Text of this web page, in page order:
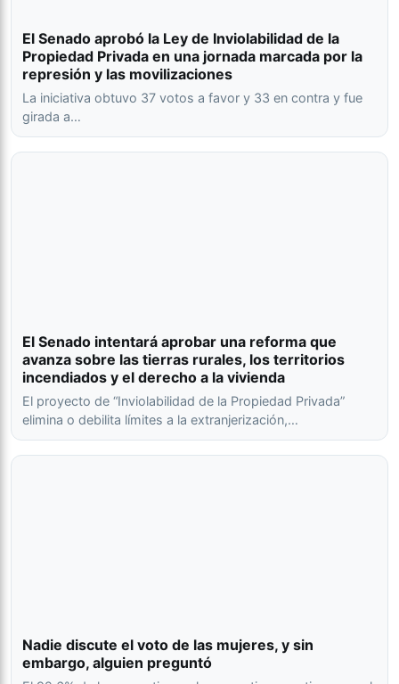
El Senado aprobó la Ley de Inviolabilidad de la
Propiedad Privada en una jornada marcada por la
represión y las movilizaciones
La iniciativa obtuvo 37 votos a favor y 33 en contra y fue
girada a…
El Senado intentará aprobar una reforma que
avanza sobre las tierras rurales, los territorios
incendiados y el derecho a la vivienda
El proyecto de “Inviolabilidad de la Propiedad Privada”
elimina o debilita límites a la extranjerización,…
Nadie discute el voto de las mujeres, y sin
embargo, alguien preguntó